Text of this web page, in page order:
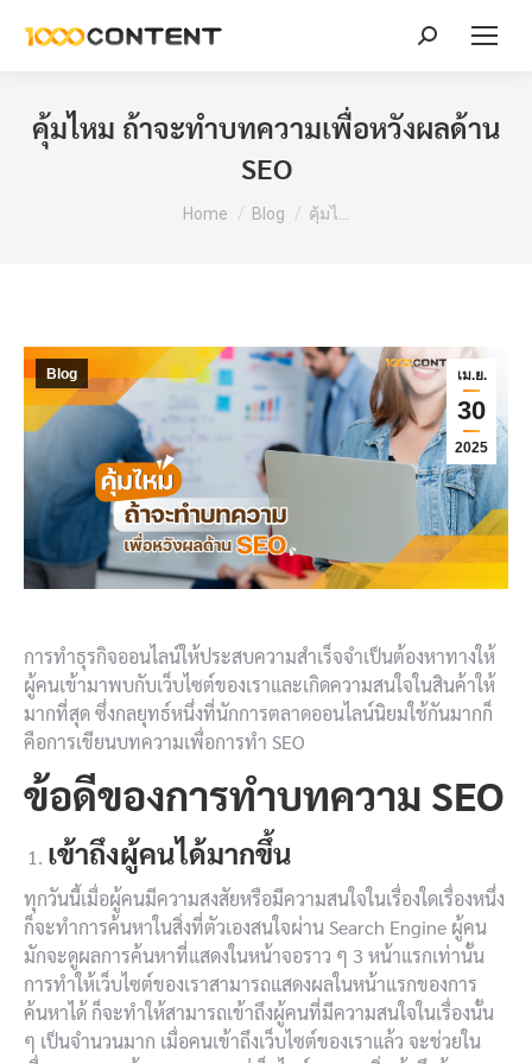
Search:
คุ้มไหม ถ้าจะทำบทความเพื่อหวังผลด้าน
SEO
You are here:
Home Blog คุ้มไ…
เม.ย.
30
2025
Blog
การทำธุรกิจออนไลน์ให้ประสบความสำเร็จจำเป็นต้องหาทางให้
ผู้คนเข้ามาพบกับเว็บไซต์ของเราและเกิดความสนใจในสินค้าให้
มากที่สุด ซึ่งกลยุทธ์หนึ่งที่นักการตลาดออนไลน์นิยมใช้กันมากก็
คือการเขียนบทความเพื่อการทำ SEO
ข้อดีของการทำบทความ SEO
เข้าถึงผู้คนได้มากขึ้น
ทุกวันนี้เมื่อผู้คนมีความสงสัยหรือมีความสนใจในเรื่องใดเรื่องหนึ่ง
ก็จะทำการค้นหาในสิ่งที่ตัวเองสนใจผ่าน Search Engine ผู้คน
มักจะดูผลการค้นหาที่แสดงในหน้าจอราว ๆ 3 หน้าแรกเท่านั้น
การทำให้เว็บไซต์ของเราสามารถแสดงผลในหน้าแรกของการ
ค้นหาได้ ก็จะทำให้สามารถเข้าถึงผู้คนที่มีความสนใจในเรื่องนั้น
ๆ เป็นจำนวนมาก เมื่อคนเข้าถึงเว็บไซต์ของเราแล้ว จะช่วยใน